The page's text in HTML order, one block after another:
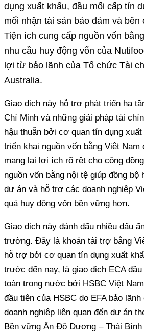
dụng xuất khẩu, đầu mối cấp tín
mối nhận tài sản bảo đảm và bên
Tiện ích cung cấp nguồn vốn
nhu cầu huy động vốn của
lợi từ bảo lãnh của Tổ chức Tài
Australia.
Giao dịch này hỗ trợ phát triển hạ
Chí Minh và những giải pháp tài
hậu thuẫn bởi cơ quan tín dụng
triển khai nguồn vốn bằng Việt
mang lại lợi ích rõ rệt cho cộng
nguồn vốn bằng nội tệ giúp đồng
dự án và hỗ trợ các doanh nghiệp
quả huy động vốn bền vững hơn.
Giao dịch này đánh dấu nhiều dấu
trường. Đây là khoản tài trợ bằng
hỗ trợ bởi cơ quan tín dụng xuất
trước đến nay, là giao dịch ECA
toàn trong nước bởi HSBC Việt
đầu tiên của HSBC do EFA bảo
doanh nghiệp liên quan đến dự án
Bền vững Ấn Độ Dương – Thái